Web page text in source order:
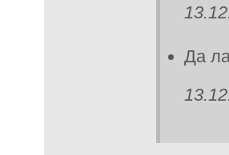
Да